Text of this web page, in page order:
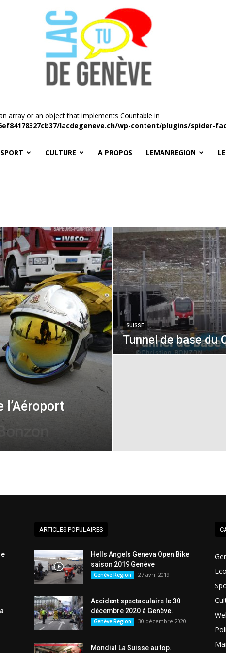
LacTU
array or an object that implements Countable in
lacdegeneve.ch/wp-content/plugins/spider-
SPORT CULTURE A PROPOS LEMANREGION
l’Aéroport
SUISSE
Tunnel de base du
ARTICLES POPULAIRES
Hells Angels Geneva Open Bike
saison 2019 Genève
Genève Region 27 avril 2019
Accident spectaculaire le 30
décembre 2020 à Genève.
Genève Region 30 décembre 2020
Mondial La Suisse au top.